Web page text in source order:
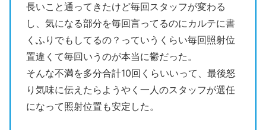
長いこと通ってきたけど毎回スタッフが変わる
し、気になる部分を毎回言ってるのにカルテに書
くふりでもしてるの？っていうくらい毎回照射位
置違くて毎回いうのが本当に鬱だった。
そんな不満を多分合計10回くらいいって、最後怒
り気味に伝えたらようやく一人のスタッフが選任
になって照射位置も安定した。